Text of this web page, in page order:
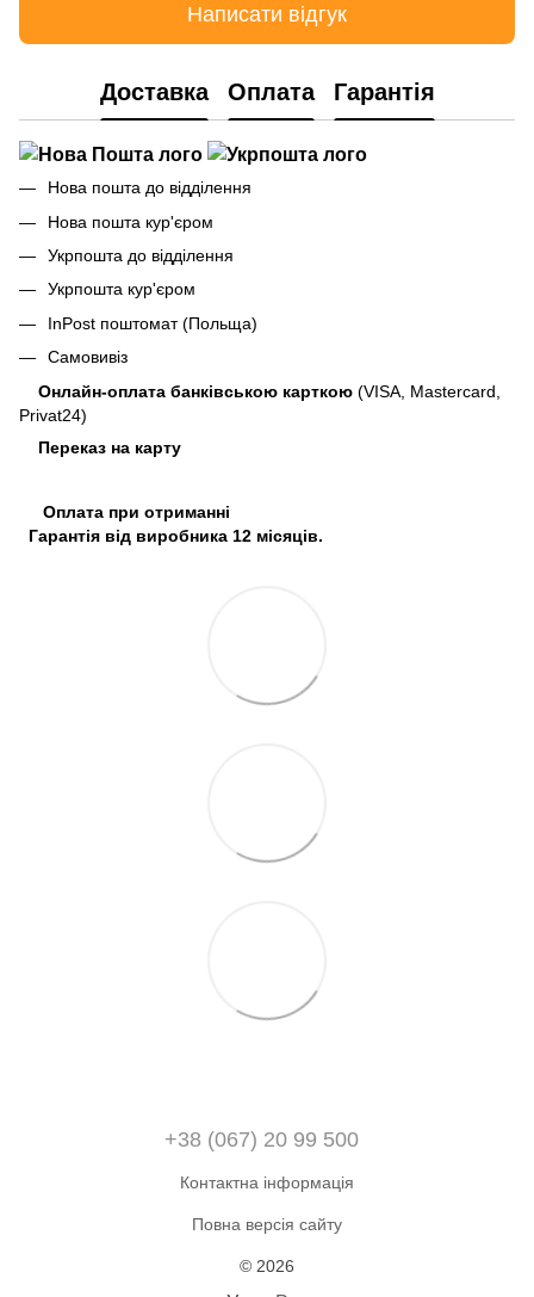
Написати відгук
Доставка Оплата Гарантія
Нова пошта до відділення
Нова пошта кур'єром
Укрпошта до відділення
Укрпошта кур'єром
InPost поштомат (Польща)
Самовивіз
Онлайн-оплата банківською карткою (VISA, Mastercard,
Privat24)
Переказ на карту
Оплата при отриманні
Гарантія від виробника 12 місяців.
+38 (067) 20 99 500
Контактна інформація
Повна версія сайту
© 2026